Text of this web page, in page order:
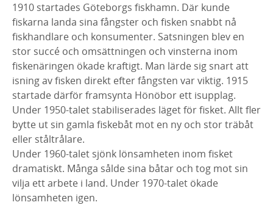
1910 startades Göteborgs fiskhamn. Där kunde
fiskarna landa sina fångster och fisken snabbt nå
fiskhandlare och konsumenter. Satsningen blev en
stor succé och omsättningen och vinsterna inom
fiskenäringen ökade kraftigt. Man lärde sig snart att
isning av fisken direkt efter fångsten var viktig. 1915
startade därför framsynta Hönöbor ett isupplag.
Under 1950-talet stabiliserades läget för fisket. Allt fler
bytte ut sin gamla fiskebåt mot en ny och stor träbåt
eller ståltrålare.
Under 1960-talet sjönk lönsamheten inom fisket
dramatiskt. Många sålde sina båtar och tog mot sin
vilja ett arbete i land. Under 1970-talet ökade
lönsamheten igen.